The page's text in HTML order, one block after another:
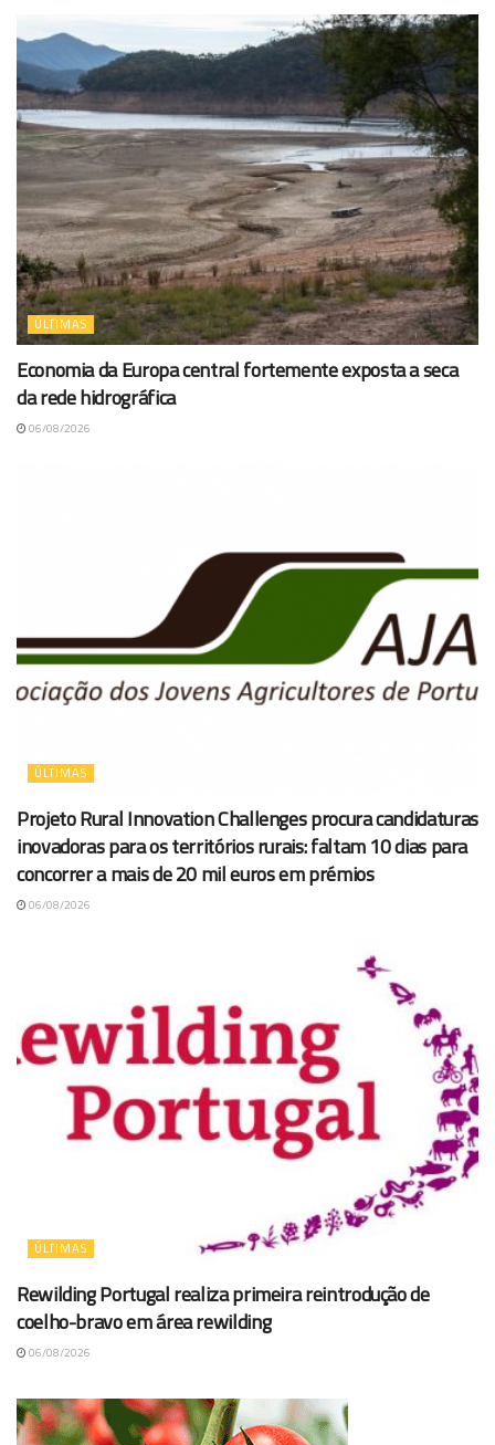
ÚLTIMAS
Economia da Europa central fortemente exposta a seca
da rede hidrográfica
06/08/2026
ÚLTIMAS
Projeto Rural Innovation Challenges procura candidaturas
inovadoras para os territórios rurais: faltam 10 dias para
concorrer a mais de 20 mil euros em prémios
06/08/2026
ÚLTIMAS
Rewilding Portugal realiza primeira reintrodução de
coelho-bravo em área rewilding
06/08/2026